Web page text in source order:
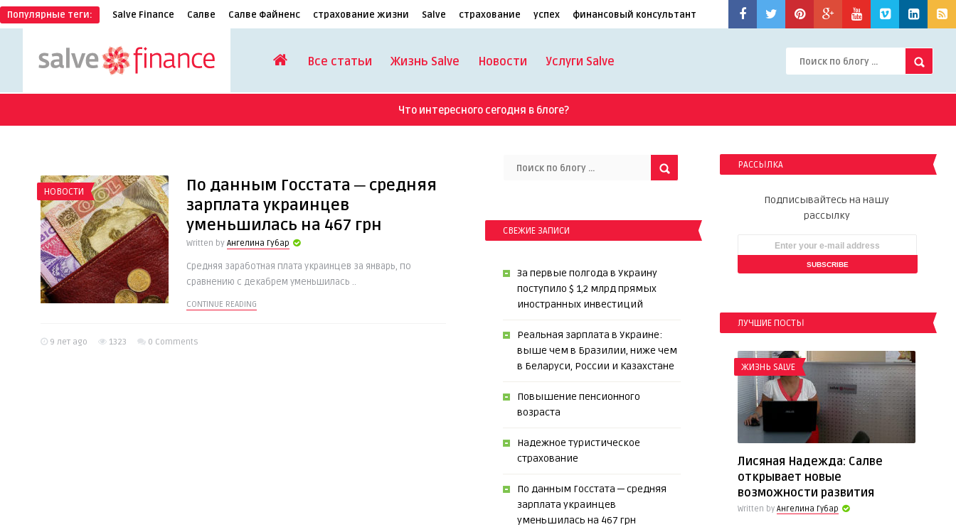
Популярные теги: Salve Finance Салве Салве Файненс страхование жизни Salve страхование успех финансовый консультант
Все статьи Жизнь Salve Новости Услуги Salve
Что интересного сегодня в блоге?
НОВОСТИ
По данным Госстата ─ средняя
зарплата украинцев
уменьшилась на 467 грн
Written by Ангелина Губар
Средняя заработная плата украинцев за январь, по
сравнению с декабрем уменьшилась ..
CONTINUE READING
9 лет ago 1323 0 Comments
СВЕЖИЕ ЗАПИСИ
За первые полгода в Украину
поступило $ 1,2 млрд прямых
иностранных инвестиций
Реальная зарплата в Украине:
выше чем в Бразилии, ниже чем
в Беларуси, России и Казахстане
Повышение пенсионного
возраста
Надежное туристическое
страхование
По данным Госстата ─ средняя
зарплата украинцев
уменьшилась на 467 грн
РАССЫЛКА
Подписывайтесь на нашу
рассылку
ЛУЧШИЕ ПОСТЫ
ЖИЗНЬ SALVE
Лисяная Надежда: Салве
открывает новые
возможности развития
Written by Ангелина Губар